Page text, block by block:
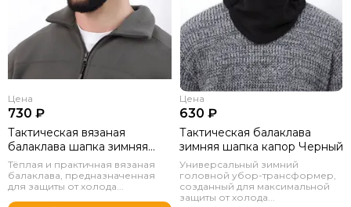
Цена
730 ₽
Тактическая вязаная
балаклава шапка зимняя
Черный
Тёплая и практичная вязаная
балаклава, предназначенная
для защиты от холода...
Цена
630 ₽
Тактическая балаклава
зимняя шапка капор Черный
Универсальный зимний
головной убор-трансформер,
созданный для максимальной
защиты от холода...